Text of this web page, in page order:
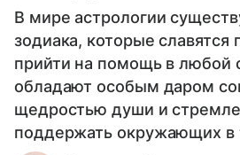
В мире астрологии
зодиака, которые славятся
прийти на помощь в любой
обладают особым даром
щедростью души и
поддержать окружающих в